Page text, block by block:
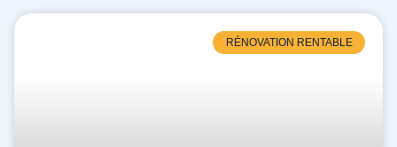
RÉNOVATION RENTABLE